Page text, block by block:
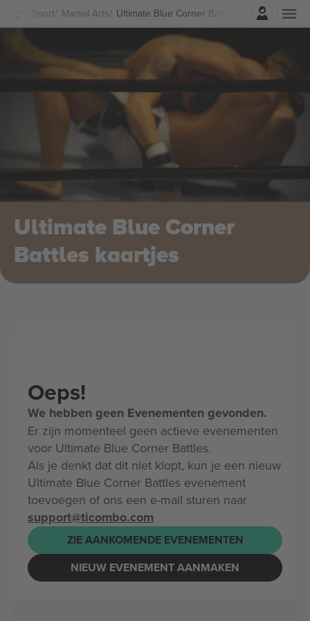
Sport Martial Arts Ultimate Blue Corner Battles Kaartjes
Log in
Ultimate Blue Corner
Battles kaartjes
Oeps!
We hebben geen Evenementen gevonden.
Er zijn momenteel geen actieve evenementen
voor Ultimate Blue Corner Battles.
Als je denkt dat dit niet klopt, kun je een nieuw
Ultimate Blue Corner Battles evenement
toevoegen of ons een e-mail sturen naar
support@ticombo.com
ZIE AANKOMENDE EVENEMENTEN
NIEUW EVENEMENT AANMAKEN